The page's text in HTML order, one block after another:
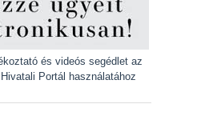
és videós segédlet az
Portál használatához